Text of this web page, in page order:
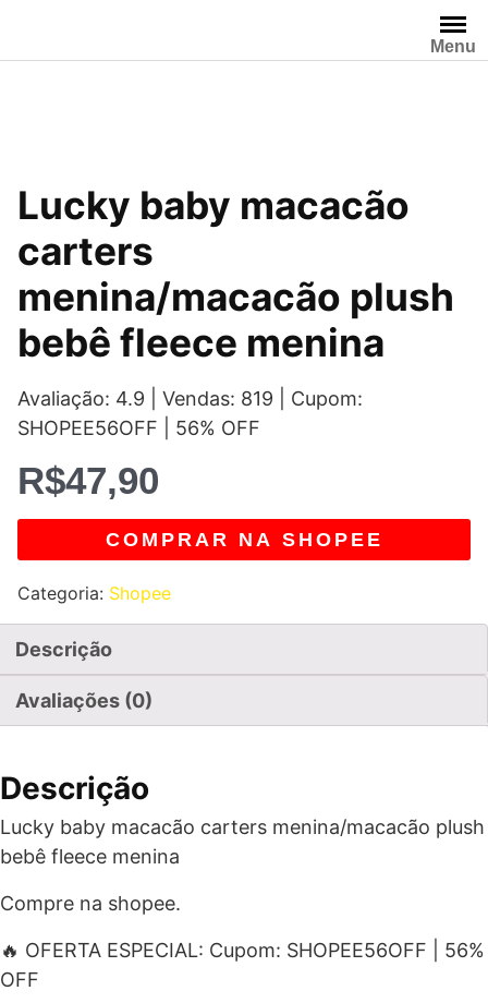
o
Menu
Lucky baby macacão
carters
menina/macacão plush
bebê fleece menina
Avaliação: 4.9 | Vendas: 819 | Cupom:
SHOPEE56OFF | 56% OFF
R$47,90
COMPRAR NA SHOPEE
Categoria: Shopee
Descrição
Avaliações (0)
Descrição
Lucky baby macacão carters menina/macacão plush
bebê fleece menina
Compre na shopee.
🔥 OFERTA ESPECIAL: Cupom: SHOPEE56OFF | 56%
OFF